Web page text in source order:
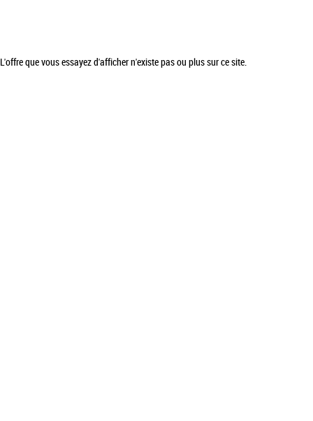
L'offre que vous essayez d'afficher n'existe pas ou plus sur ce site.